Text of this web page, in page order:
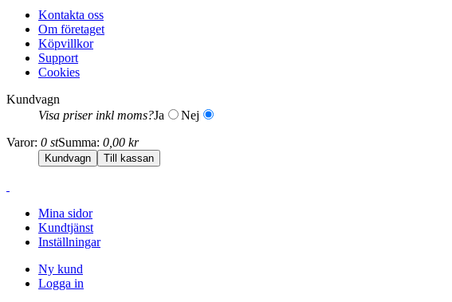
Kontakta oss
Om företaget
Köpvillkor
Support
Cookies
Kundvagn
Visa priser inkl moms?Ja
Nej
Varor: 0 stSumma: 0,00 kr
Mina sidor
Kundtjänst
Inställningar
Ny kund
Logga in